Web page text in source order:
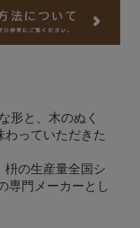
形と、木のぬく
わっていただきた
枡の生産量全国シ
専門メーカーとし